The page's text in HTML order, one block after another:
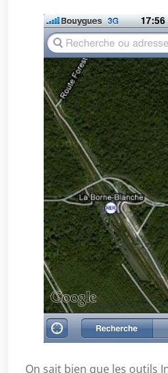
On sait bien que les outils